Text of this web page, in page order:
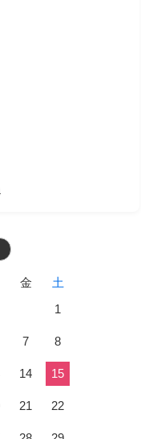
金
土
1
7 8
14 15
21 22